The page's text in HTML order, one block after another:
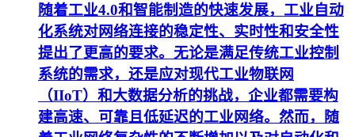
随着工业4.0和智能制造的快速发展，工业自动
化系统对网络连接的稳定性、实时性和安全性
提出了更高的要求。无论是满足传统工业控制
系统的需求，还是应对现代工业物联网
（IIoT）和大数据分析的挑战，企业都需要构
建高速、可靠且低延迟的工业网络。然而，随